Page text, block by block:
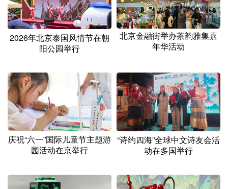
2026年北京泰国风情节在朝
阳公园举行
北京金融街举办茶韵雅集嘉
年华活动
庆祝“六一”国际儿童节主题游
园活动在京举行
“诗约四海”全球中文诗友会活
动在多国举行